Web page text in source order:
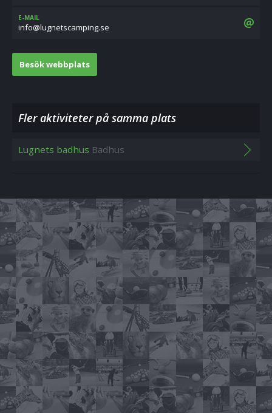
E-MAIL
es.gnipmacstengul@ofni
Besök webbplats
Fler aktiviteter på samma plats
Lugnets badhus Badhus